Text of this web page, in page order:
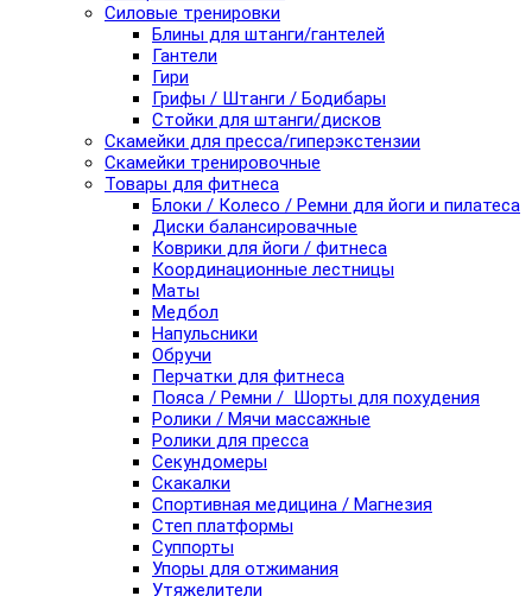
Силовые тренировки
Блины для штанги/гантелей
Гантели
Гири
Грифы / Штанги / Бодибары
Стойки для штанги/дисков
Скамейки для пресса/гиперэкстензии
Скамейки тренировочные
Товары для фитнеса
Блоки / Колесо / Ремни для йоги и пилатеса
Диски балансировачные
Коврики для йоги / фитнеса
Координационные лестницы
Маты
Медбол
Напульсники
Обручи
Перчатки для фитнеса
Пояса / Ремни / Шорты для похудения
Ролики / Мячи массажные
Ролики для пресса
Секундомеры
Скакалки
Спортивная медицина / Магнезия
Степ платформы
Суппорты
Упоры для отжимания
Утяжелители